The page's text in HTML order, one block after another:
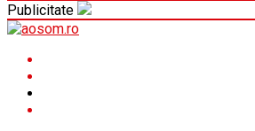
Publicitate